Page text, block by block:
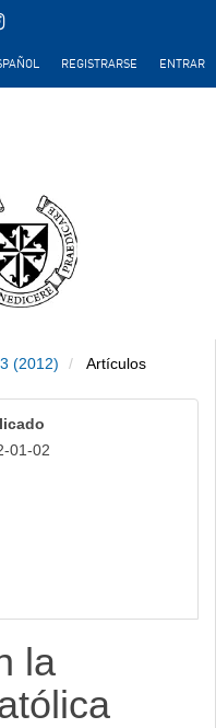
REGISTRARSE ENTRAR
(2012) Artículos
01-02
la